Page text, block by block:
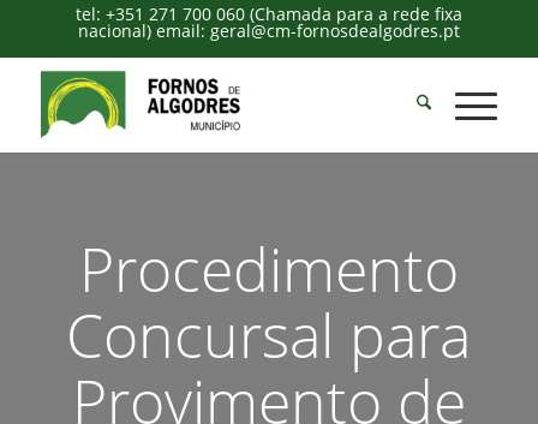
tel: +351 271 700 060 (Chamada para a rede fixa
nacional) email: geral@cm-fornosdealgodres.pt
Procedimento
Concursal para
Provimento de